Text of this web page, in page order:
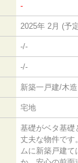
-
2025年 2月 (予
-/-
-/-
新築一戸建/木造
宅地
基礎がベタ基礎
丈夫な物件です
ムに新築戸建て